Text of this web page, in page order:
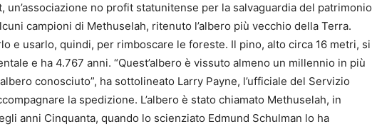
un’associazione no profit statunitense per la salvaguardia del patrimonio
campioni di Methuselah, ritenuto l’albero più vecchio della Terra.
e usarlo, quindi, per rimboscare le foreste. Il pino, alto circa 16 metri, si
e ha 4.767 anni. “Quest’albero è vissuto almeno un millennio in più
conosciuto”, ha sottolineato Larry Payne, l’ufficiale del Servizio
la spedizione. L’albero è stato chiamato Methuselah, in
anni Cinquanta, quando lo scienziato Edmund Schulman lo ha